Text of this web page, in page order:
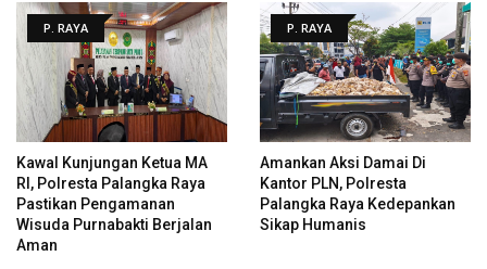
P. RAYA
Kawal Kunjungan Ketua MA
RI, Polresta Palangka Raya
Pastikan Pengamanan
Wisuda Purnabakti Berjalan
Aman
P. RAYA
Amankan Aksi Damai Di
Kantor PLN, Polresta
Palangka Raya Kedepankan
Sikap Humanis